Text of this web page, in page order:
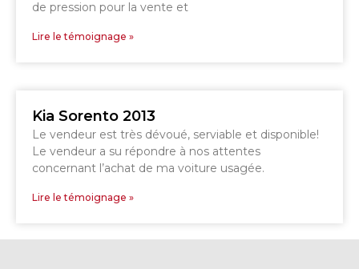
de pression pour la vente et
Lire le témoignage »
Kia Sorento 2013
Le vendeur est très dévoué, serviable et disponible!
Le vendeur a su répondre à nos attentes
concernant l’achat de ma voiture usagée.
Lire le témoignage »